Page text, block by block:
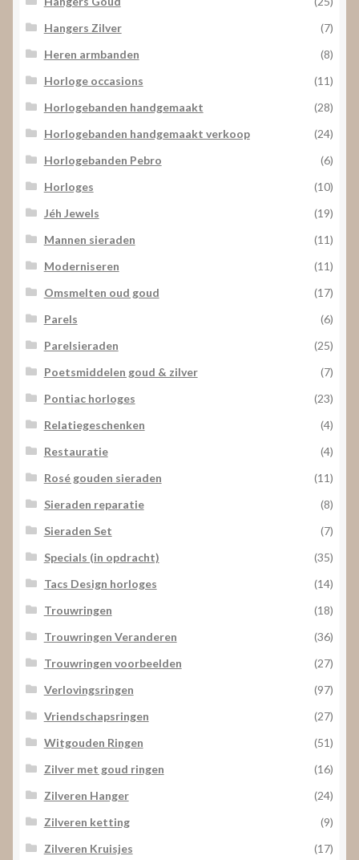
Hangers Zilver
(7)
Heren armbanden
(8)
Horloge occasions
(11)
Horlogebanden handgemaakt
(28)
Horlogebanden handgemaakt verkoop
(24)
Horlogebanden Pebro
(6)
Horloges
(10)
Jéh Jewels
(19)
Mannen sieraden
(11)
Moderniseren
(11)
Omsmelten oud goud
(17)
Parels
(6)
Parelsieraden
(25)
Poetsmiddelen goud & zilver
(7)
Pontiac horloges
(23)
Relatiegeschenken
(4)
Restauratie
(4)
Rosé gouden sieraden
(11)
Sieraden reparatie
(8)
Sieraden Set
(7)
Specials (in opdracht)
(35)
Tacs Design horloges
(14)
Trouwringen
(18)
Trouwringen Veranderen
(36)
Trouwringen voorbeelden
(27)
Verlovingsringen
(97)
Vriendschapsringen
(27)
Witgouden Ringen
(51)
Zilver met goud ringen
(16)
Zilveren Hanger
(24)
Zilveren ketting
(9)
Zilveren Kruisjes
(17)